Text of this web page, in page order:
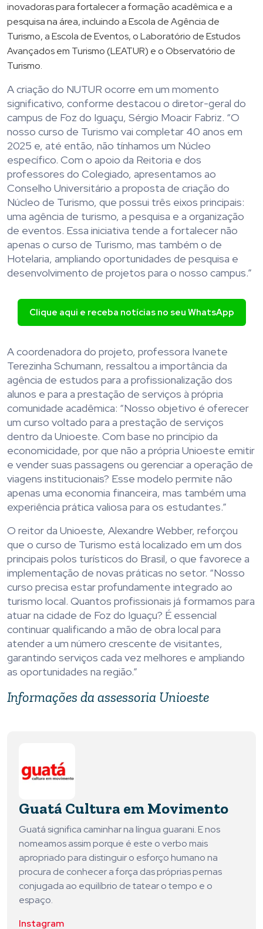
inovadoras para fortalecer a formação acadêmica e a
pesquisa na área, incluindo a Escola de Agência de
Turismo, a Escola de Eventos, o Laboratório de Estudos
Avançados em Turismo (LEATUR) e o Observatório de
Turismo.
A criação do NUTUR ocorre em um momento
significativo, conforme destacou o diretor-geral do
campus de Foz do Iguaçu, Sérgio Moacir Fabriz. “O
nosso curso de Turismo vai completar 40 anos em
2025 e, até então, não tínhamos um Núcleo
específico. Com o apoio da Reitoria e dos
professores do Colegiado, apresentamos ao
Conselho Universitário a proposta de criação do
Núcleo de Turismo, que possui três eixos principais:
uma agência de turismo, a pesquisa e a organização
de eventos. Essa iniciativa tende a fortalecer não
apenas o curso de Turismo, mas também o de
Hotelaria, ampliando oportunidades de pesquisa e
desenvolvimento de projetos para o nosso campus.”
Clique aqui e receba notícias no seu WhatsApp
A coordenadora do projeto, professora Ivanete
Terezinha Schumann, ressaltou a importância da
agência de estudos para a profissionalização dos
alunos e para a prestação de serviços à própria
comunidade acadêmica: “Nosso objetivo é oferecer
um curso voltado para a prestação de serviços
dentro da Unioeste. Com base no princípio da
economicidade, por que não a própria Unioeste emitir
e vender suas passagens ou gerenciar a operação de
viagens institucionais? Esse modelo permite não
apenas uma economia financeira, mas também uma
experiência prática valiosa para os estudantes.”
O reitor da Unioeste, Alexandre Webber, reforçou
que o curso de Turismo está localizado em um dos
principais polos turísticos do Brasil, o que favorece a
implementação de novas práticas no setor. “Nosso
curso precisa estar profundamente integrado ao
turismo local. Quantos profissionais já formamos para
atuar na cidade de Foz do Iguaçu? É essencial
continuar qualificando a mão de obra local para
atender a um número crescente de visitantes,
garantindo serviços cada vez melhores e ampliando
as oportunidades na região.”
Informações da assessoria Unioeste
Guatá Cultura em Movimento
Guatá significa caminhar na língua guarani. E nos
nomeamos assim porque é este o verbo mais
apropriado para distinguir o esforço humano na
procura de conhecer a força das próprias pernas
conjugada ao equilíbrio de tatear o tempo e o
espaço.
Instagram